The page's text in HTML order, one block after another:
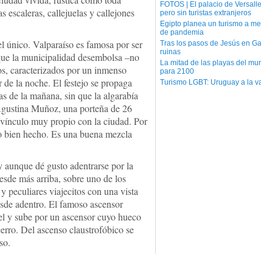
FOTOS | El palacio de
pero sin turistas extranjeros
Egipto planea un turismo a
de pandemia
Tras los pasos de Jesús en
ruinas
La mitad de las playas del
para 2100
Turismo LGBT: Uruguay a la
escaleras, callejuelas y callejones
único. Valparaíso es famosa por ser
la municipalidad desembolsa –no
caracterizados por un inmenso
la noche. El festejo se propaga
de la mañana, sin que la algarabía
Muñoz, una porteña de 26
muy propio con la ciudad. Por
hecho. Es una buena mezcla
dé gusto adentrarse por la
más arriba, sobre uno de los
peculiares viajecitos con una vista
adentro. El famoso ascensor
y sube por un ascensor cuyo hueco
Del ascenso claustrofóbico se